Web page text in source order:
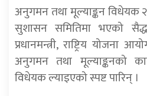
अनुगमन तथा मूल्याङ्कन विधेयक
सुशासन समितिमा भएको
प्रधानमन्त्री, राष्ट्रिय योजना
अनुगमन तथा मूल्याङ्कनको
विधेयक ल्याइएको स्पष्ट पारिन् ।